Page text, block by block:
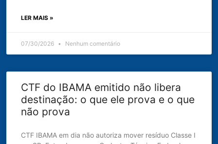
LER MAIS »
07/30/2026 Nenhum comentário
CTF do IBAMA emitido não libera
destinação: o que ele prova e o que
não prova
CTF IBAMA em dia não autoriza mover resíduo Classe I